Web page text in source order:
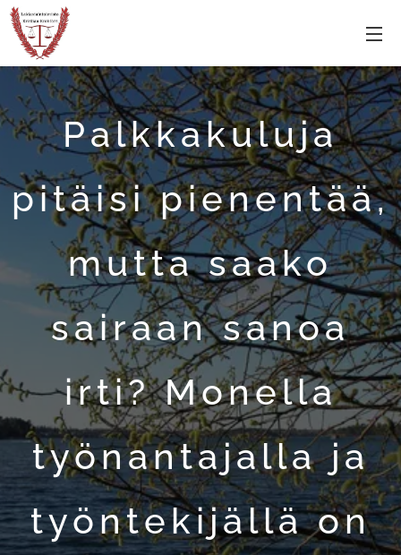
Palkkakuluja
pitäisi pienentää,
mutta saako
sairaan sanoa
irti?Monella
työnantajalla ja
työntekijällä on